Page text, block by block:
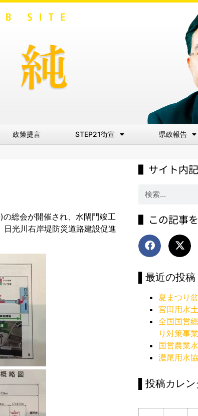
政策提言 STEP21街宣 県政報告
総会が開催され、水閘門竣工
光川右岸堤防災道路建設促進
▌サイト内
▌この記事
▌最近の投稿
夏まつり
宮田用水
全国国営
り対策事
国営農業
濃尾用水
▌投稿カレ